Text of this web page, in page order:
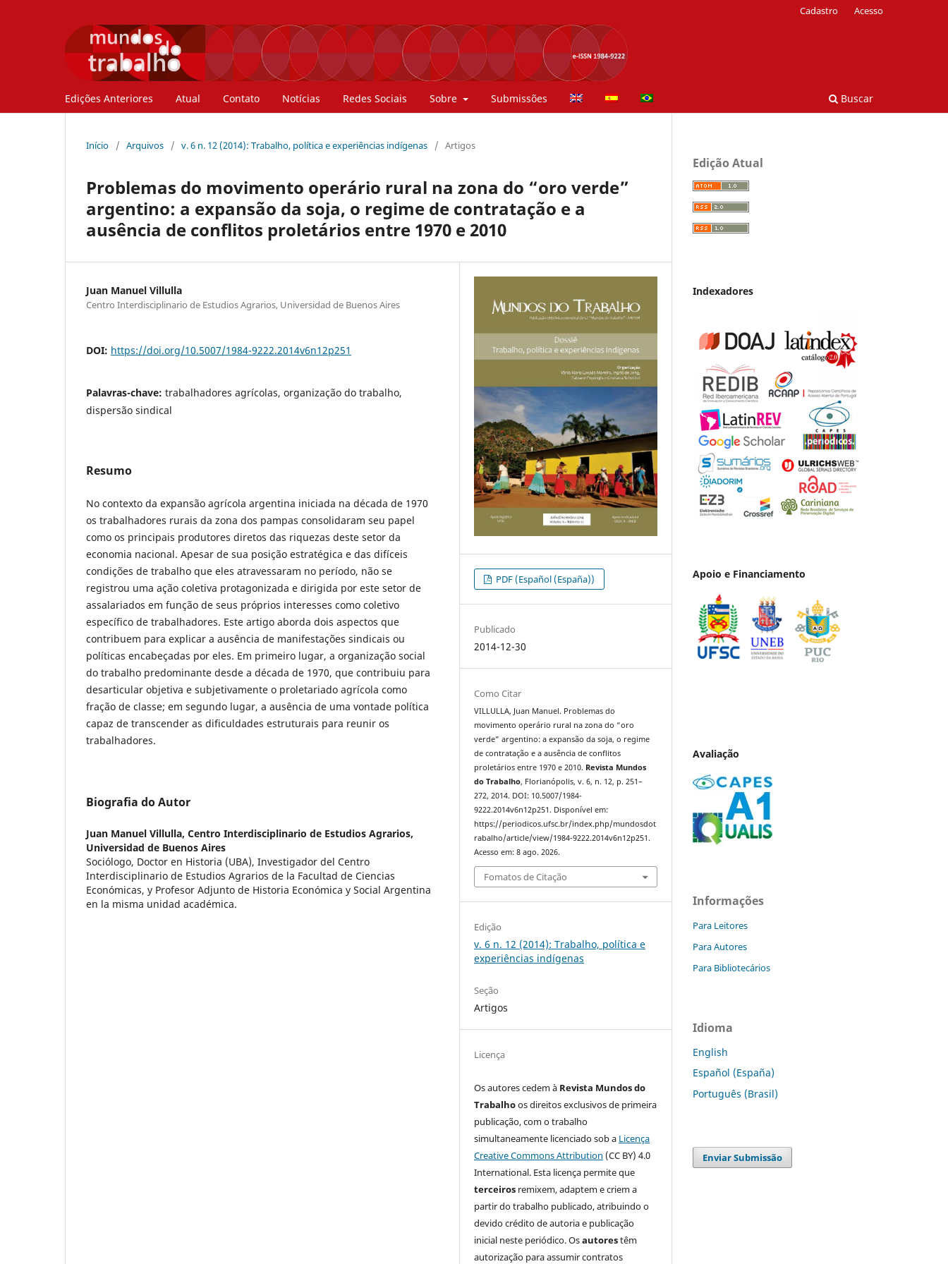
Edições Anteriores Atual Contato Notícias Redes Sociais Sobre Submissões Buscar
Cadastro Acesso
Início / Arquivos / v. 6 n. 12 (2014): Trabalho, política e experiências indígenas / Artigos
Problemas do movimento operário rural na zona do “oro verde”
argentino: a expansão da soja, o regime de contratação e a
ausência de conflitos proletários entre 1970 e 2010
Juan Manuel Villulla
Centro Interdisciplinario de Estudios Agrarios, Universidad de Buenos Aires
DOI: https://doi.org/10.5007/1984-9222.2014v6n12p251
Palavras-chave: trabalhadores agrícolas, organização do trabalho,
dispersão sindical
Resumo
No contexto da expansão agrícola argentina iniciada na década de 1970
os trabalhadores rurais da zona dos pampas consolidaram seu papel
como os principais produtores diretos das riquezas deste setor da
economia nacional. Apesar de sua posição estratégica e das difíceis
condições de trabalho que eles atravessaram no período, não se
registrou uma ação coletiva protagonizada e dirigida por este setor de
assalariados em função de seus próprios interesses como coletivo
específico de trabalhadores. Este artigo aborda dois aspectos que
contribuem para explicar a ausência de manifestações sindicais ou
políticas encabeçadas por eles. Em primeiro lugar, a organização social
do trabalho predominante desde a década de 1970, que contribuiu para
desarticular objetiva e subjetivamente o proletariado agrícola como
fração de classe; em segundo lugar, a ausência de uma vontade política
capaz de transcender as dificuldades estruturais para reunir os
trabalhadores.
Biografia do Autor
Juan Manuel Villulla, Centro Interdisciplinario de Estudios Agrarios,
Universidad de Buenos Aires
Sociólogo, Doctor en Historia (UBA), Investigador del Centro
Interdisciplinario de Estudios Agrarios de la Facultad de Ciencias
Económicas, y Profesor Adjunto de Historia Económica y Social Argentina
en la misma unidad académica.
PDF (Español (España))
Publicado
2014-12-30
Como Citar
VILLULLA, Juan Manuel. Problemas do
movimento operário rural na zona do “oro
verde” argentino: a expansão da soja, o regime
de contratação e a ausência de conflitos
proletários entre 1970 e 2010. Revista Mundos
do Trabalho, Florianópolis, v. 6, n. 12, p. 251–
272, 2014. DOI: 10.5007/1984-
9222.2014v6n12p251. Disponível em:
https://periodicos.ufsc.br/index.php/mundosdot
rabalho/article/view/1984-9222.2014v6n12p251.
Acesso em: 8 ago. 2026.
Fomatos de Citação
Edição
v. 6 n. 12 (2014): Trabalho, política e
experiências indígenas
Seção
Artigos
Licença
Os autores cedem à Revista Mundos do
Trabalhoos direitos exclusivos de primeira
publicação, com o trabalho
simultaneamente licenciado sob a Licença
Creative Commons Attribution (CC BY) 4.0
International. Esta licença permite que
terceiros remixem, adaptem e criem a
partir do trabalho publicado, atribuindo o
devido crédito de autoria e publicação
inicial neste periódico. Osautorestêm
autorização para assumir contratos
Edição Atual
Indexadores
Apoio e Financiamento
Avaliação
Informações
Para Leitores
Para Autores
Para Bibliotecários
Idioma
English
Español (España)
Português (Brasil)
Enviar Submissão